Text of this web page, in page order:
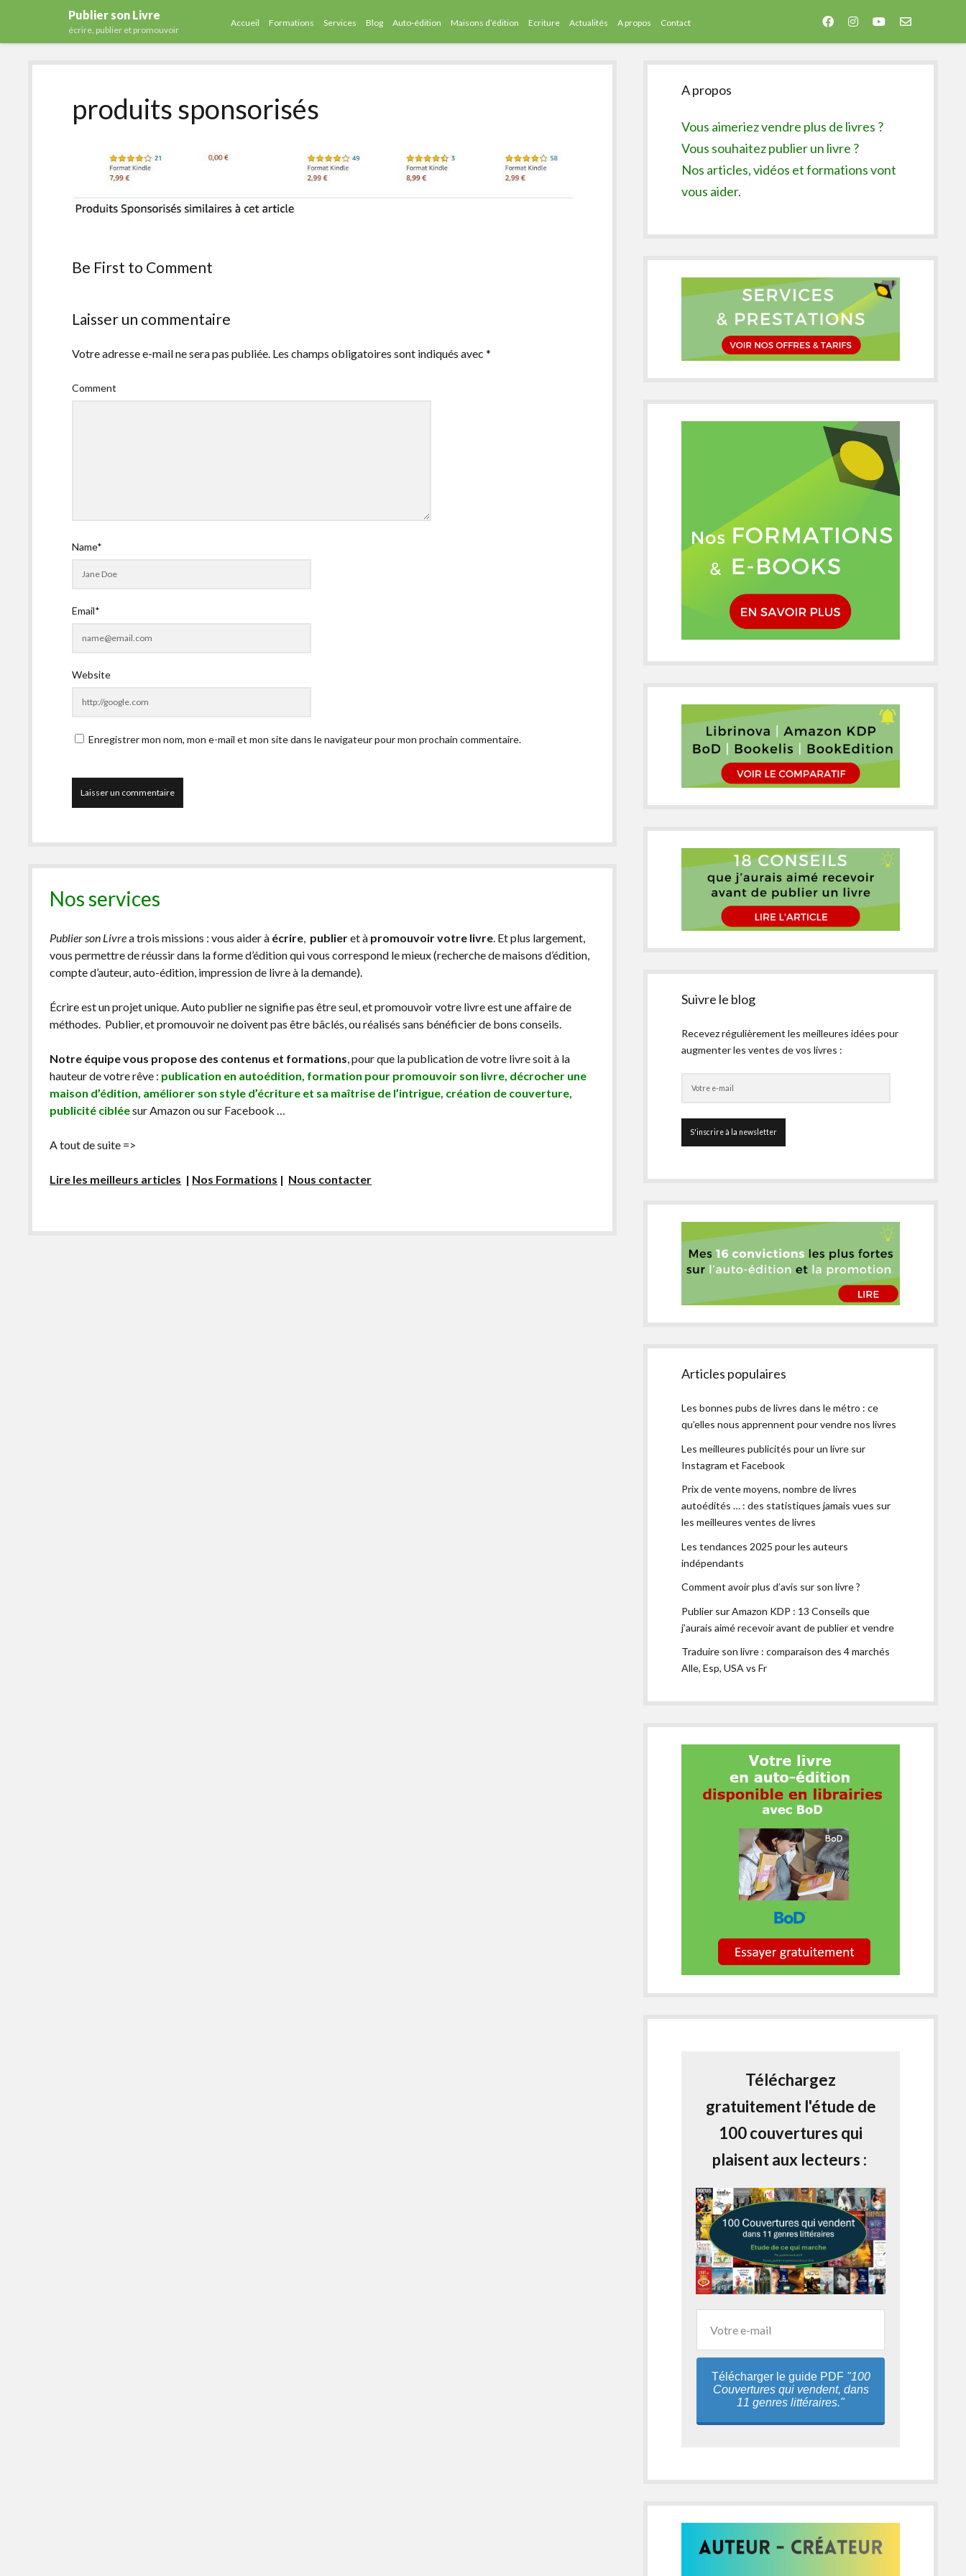
Publier son Livre
écrire, publier et promouvoir
Accueil Formations Services Blog Auto-édition Maisons d’édition Ecriture Actualités A propos Contact facebookinstagram
youtubeemail-
produits sponsorisés
Be First to Comment
Laisser un commentaire
Votre adresse e-mail ne sera pas publiée. Les champs obligatoires sont indiqués avec*
Comment
Name*
Email*
Website
Enregistrer mon nom, mon e-mail et mon site dans le navigateur pour mon prochain commentaire.
Nos services
Publier son Livrea trois missions : vous aider à écrire, publieret à promouvoir votre livre. Et plus largement,
vous permettre de réussir dans la forme d’édition qui vous correspond le mieux (recherche de maisons d’édition,
compte d’auteur, auto-édition, impression de livre à la demande).
Écrire est un projet unique. Auto publier ne signifie pas être seul, et promouvoir votre livre est une affaire de
méthodes. Publier, et promouvoir ne doivent pas être bâclés, ou réalisés sans bénéficier de bons conseils.
Notre équipe vous propose des contenus et formations, pour que la publication de votre livre soit à la
hauteur de votre rêve : publication en autoédition, formation pour promouvoir son livre, décrocher une
maison d’édition, améliorer son style d’écriture et sa maîtrise de l’intrigue, création de couverture,
publicité cibléesur Amazon ou sur Facebook …
A tout de suite =>
Lire les meilleurs articles | Nos Formations | Nous contacter
Sidebar
A propos
Vous aimeriez vendre plus de livres ?
Vous souhaitez publier un livre ?
Nos articles, vidéos et formations vont
vous aider.
Suivre le blog
Recevez régulièrement les meilleures idées pour
augmenter les ventes de vos livres :
Articles populaires
Les bonnes pubs de livres dans le métro : ce
qu’elles nous apprennent pour vendre nos livres
Les meilleures publicités pour un livre sur
Instagram et Facebook
Prix de vente moyens, nombre de livres
autoédités … : des statistiques jamais vues sur
les meilleures ventes de livres
Les tendances 2025 pour les auteurs
indépendants
Comment avoir plus d’avis sur son livre ?
Publier sur Amazon KDP : 13 Conseils que
j’aurais aimé recevoir avant de publier et vendre
Traduire son livre : comparaison des 4 marchés
Alle, Esp, USA vs Fr
Téléchargez
gratuitement l'étude de
100 couvertures qui
plaisent aux lecteurs :
Télécharger le guide PDF "100
Couvertures qui vendent, dans
11 genres littéraires."